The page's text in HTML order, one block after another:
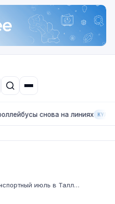
снова на линиях КУЛЬТУРА И
Транспортный июль в Таллине: трамвай №4 возвращается в аэропорт, троллейбусы снова на линиях